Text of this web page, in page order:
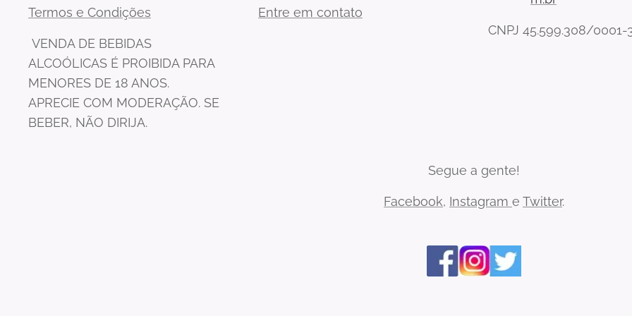
Termos e Condições
VENDA DE BEBIDAS
ALCOÓLICAS É PROIBIDA PARA
MENORES DE 18 ANOS.
APRECIE COM MODERAÇÃO. SE
BEBER, NÃO DIRIJA.
Entre em contato
CNPJ 45.599.308/0001-
Segue a gente!
Facebook, Instagram e Twitter.